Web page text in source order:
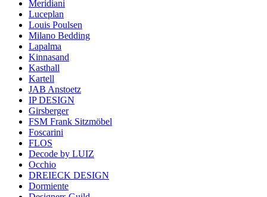
Meridiani
Luceplan
Louis Poulsen
Milano Bedding
Lapalma
Kinnasand
Kasthall
Kartell
JAB Anstoetz
IP DESIGN
Girsberger
FSM Frank Sitzmöbel
Foscarini
FLOS
Decode by LUIZ
Occhio
DREIECK DESIGN
Dormiente